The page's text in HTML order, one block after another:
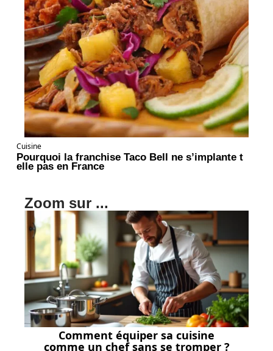
Cuisine
Pourquoi la franchise Taco Bell ne s’implante t
elle pas en France
Zoom sur ...
Comment équiper sa cuisine
comme un chef sans se tromper ?